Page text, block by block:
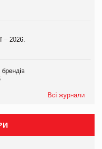
– 2026.
Всі журнали